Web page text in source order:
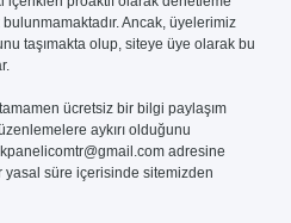
Ancak, üyelerimiz
taşımakta olup, siteye üye olarak bu
ücretsiz bir bilgi paylaşım
aykırı olduğunu
adresine
süre içerisinde sitemizden